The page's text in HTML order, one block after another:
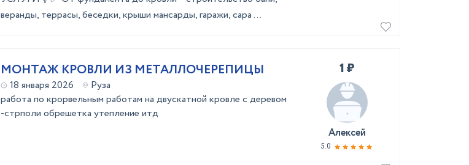
вeранды, теpрaсы, беседки, крыши мансарды, гаражи, сара ...
МОНТАЖ КРОВЛИ ИЗ МЕТАЛЛОЧЕРЕПИЦЫ
18 января 2026
Руза
работа по крорвельным работам на двускатной кровле с деревом
-стрполи обрешетка утепление итд
1 ₽
Алексей
5.0